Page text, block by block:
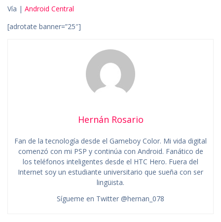
Vía | Android Central
[adrotate banner=”25″]
Hernán Rosario
Fan de la tecnología desde el Gameboy Color. Mi vida digital
comenzó con mi PSP y continúa con Android. Fanático de
los teléfonos inteligentes desde el HTC Hero. Fuera del
Internet soy un estudiante universitario que sueña con ser
lingüista.
Sígueme en Twitter @hernan_078